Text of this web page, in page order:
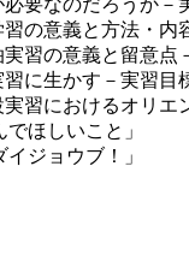
要なのだろうか－
の意義と方法・内
習の意義と留意点
に生かす－実習目
習におけるオリエ
ほしいこと」
ジョウブ！」